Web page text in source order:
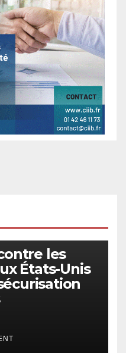
les
États-Unis